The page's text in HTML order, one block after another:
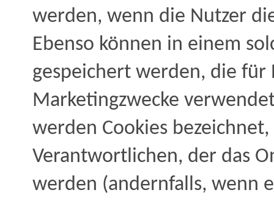
werden, wenn die Nutzer
Ebenso können in einem
gespeichert werden, die für
Marketingzwecke
werden Cookies
Verantwortlichen, der das
werden (andernfalls, wenn